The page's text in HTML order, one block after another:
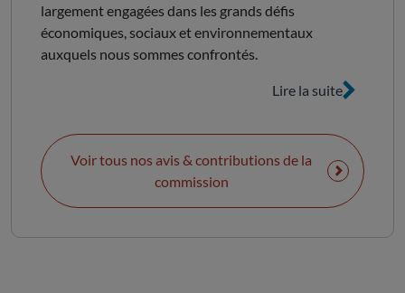
économiques, sociaux et
environnementaux.
largement engagées dans les grands défis
économiques, sociaux et environnementaux
auxquels nous sommes confrontés.
Lire la suite
Voir tous nos avis & contributions de la
commission